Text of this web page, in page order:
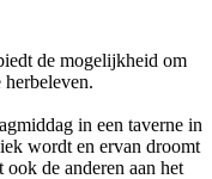
de mogelijkheid om
in een taverne in
wordt en ervan droomt
de anderen aan het